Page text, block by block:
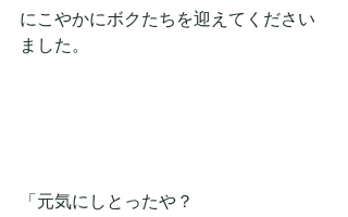
にこやかにボクたちを迎えてください
ました。
「元気にしとったや？